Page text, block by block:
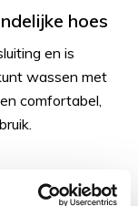
hoes
en is
wassen met
comfortabel,